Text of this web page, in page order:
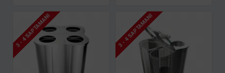
3 - 4 SAPTAMANI 3 - 4 SAPTAMANI